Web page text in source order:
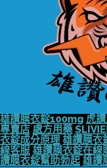
雄讚膜衣錠100mg 虎
專賣店 處方用藥
衣錠成分原理 雄讚膜衣
線客服 雄讚膜衣錠在線
讚膜衣錠幫助勃起 雄讚